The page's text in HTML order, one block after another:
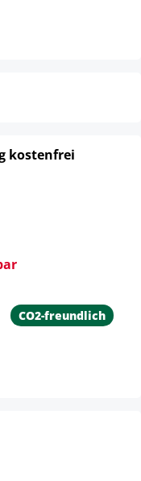
kostenfrei
CO2-freundlich